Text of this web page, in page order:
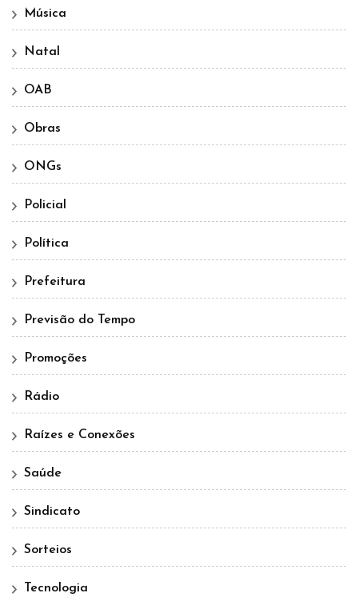
Música
Natal
OAB
Obras
ONGs
Policial
Política
Prefeitura
Previsão do Tempo
Promoções
Rádio
Raízes e Conexões
Saúde
Sindicato
Sorteios
Tecnologia